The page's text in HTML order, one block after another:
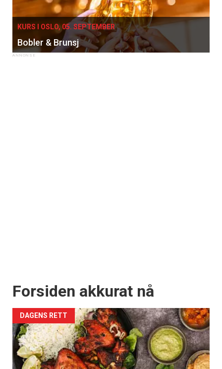
KURS I OSLO, 05. SEPTEMBER
Bobler & Brunsj
Forsiden akkurat nå
DAGENS RETT